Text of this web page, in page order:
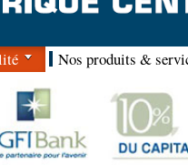
Nos produits &